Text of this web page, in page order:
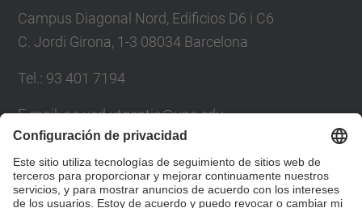
Campus Diagonal Nord, Edificios D6 i C6
C. Jordi Girona, 1-3 08034 Barcelona
Tel.: 93 401 7194
E-mail: ac.usd.utgcntic@upc.edu
Formulario de contacto